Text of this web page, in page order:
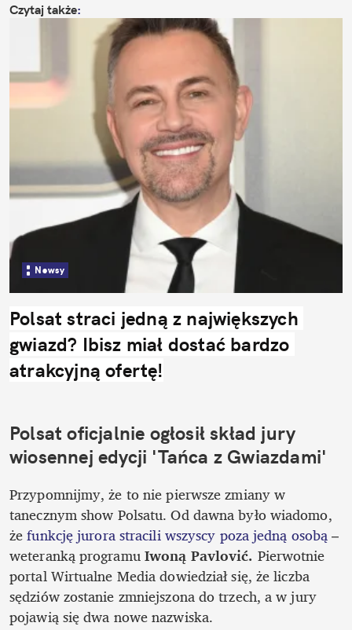
Czytaj także:
Newsy
Polsat straci jedną z największych
gwiazd? Ibisz miał dostać bardzo
atrakcyjną ofertę!
Polsat oficjalnie ogłosił skład jury
wiosennej edycji 'Tańca z Gwiazdami'
Przypomnijmy, że to nie pierwsze zmiany w
tanecznym show Polsatu. Od dawna było wiadomo,
że funkcję jurora stracili wszyscy poza jedną osobą –
weteranką programu Iwoną Pavlović. Pierwotnie
portal Wirtualne Media dowiedział się, że liczba
sędziów zostanie zmniejszona do trzech, a w jury
pojawią się dwa nowe nazwiska.